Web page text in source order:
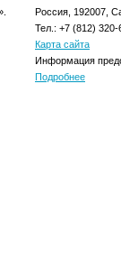
Россия, 192007,
Тел.: +7 (812) 320-
Карта сайта
Информация
Подробнее